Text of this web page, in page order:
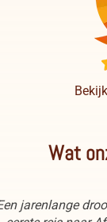
Wat
jarenlange